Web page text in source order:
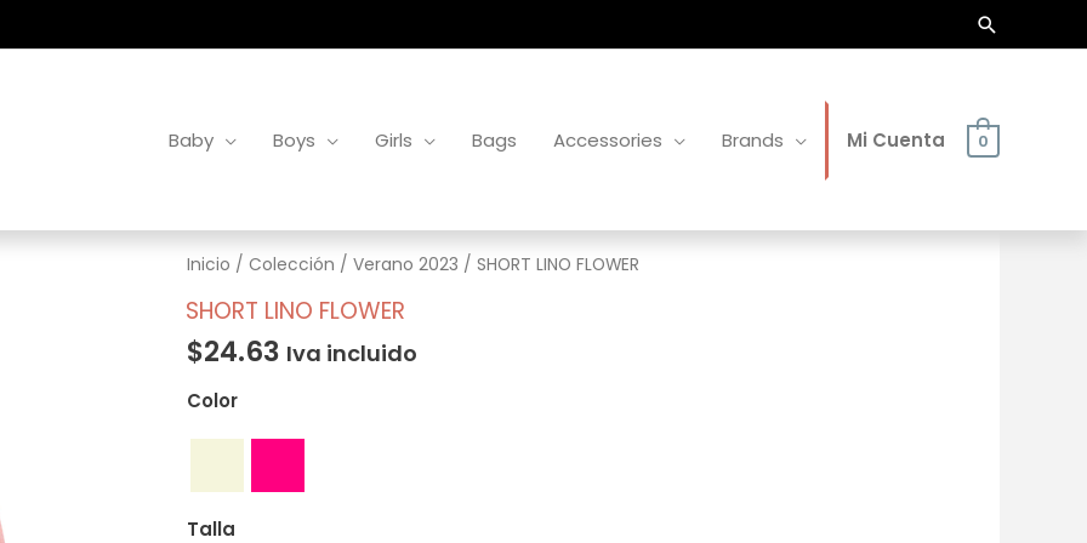
Buscar
Baby Boys Girls Bags Accessories Brands Mi Cuenta 0
Inicio / Colección / Verano 2023 / SHORT LINO FLOWER
SHORT LINO FLOWER
$24.63 Iva incluido
Color
Talla
SHORT
LINO
cantidad